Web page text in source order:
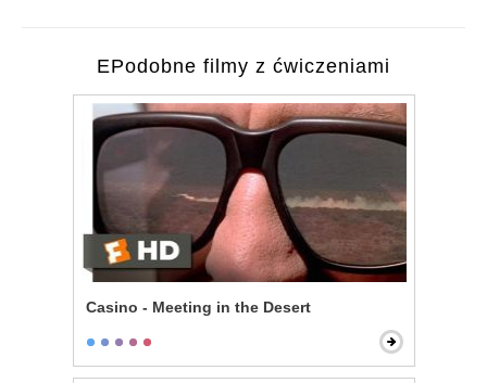
EPodobne filmy z ćwiczeniami
Casino - Meeting in the Desert